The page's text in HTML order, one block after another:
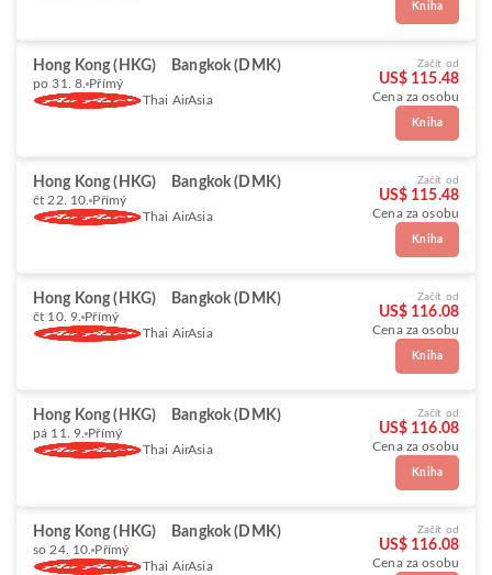
Kniha
Hong Kong (HKG) Bangkok (DMK)
po 31. 8. Přímý
Thai AirAsia
Začít od
US$ 115.48
Cena za osobu
Kniha
Hong Kong (HKG) Bangkok (DMK)
čt 22. 10. Přímý
Thai AirAsia
Začít od
US$ 115.48
Cena za osobu
Kniha
Hong Kong (HKG) Bangkok (DMK)
čt 10. 9. Přímý
Thai AirAsia
Začít od
US$ 116.08
Cena za osobu
Kniha
Hong Kong (HKG) Bangkok (DMK)
pá 11. 9. Přímý
Thai AirAsia
Začít od
US$ 116.08
Cena za osobu
Kniha
Hong Kong (HKG) Bangkok (DMK)
so 24. 10. Přímý
Thai AirAsia
Začít od
US$ 116.08
Cena za osobu